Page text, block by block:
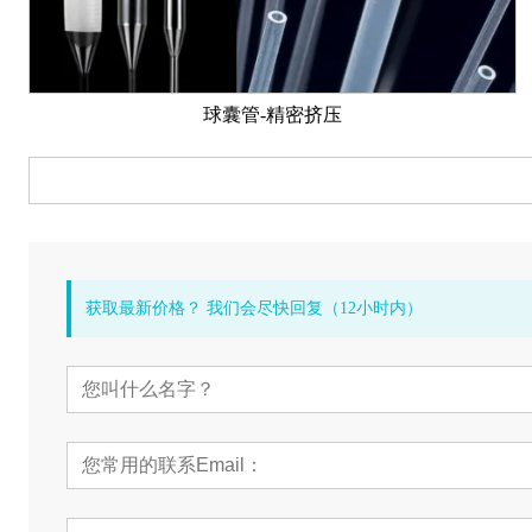
球囊管-精密挤压
获取最新价格？ 我们会尽快回复（12小时内）